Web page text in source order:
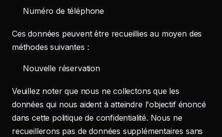
Numéro de téléphone
Ces données peuvent être recueillies au moyen des
méthodes suivantes :
Nouvelle réservation
Veuillez noter que nous ne collectons que les
données qui nous aident à atteindre l'objectif énoncé
dans cette politique de confidentialité. Nous ne
recueillerons pas de données supplémentaires sans